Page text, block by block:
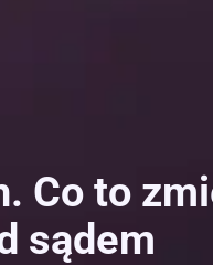
Co to
sądem